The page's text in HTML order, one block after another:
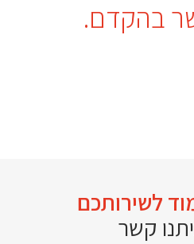
בהקדם.
לשירותכם
קשר